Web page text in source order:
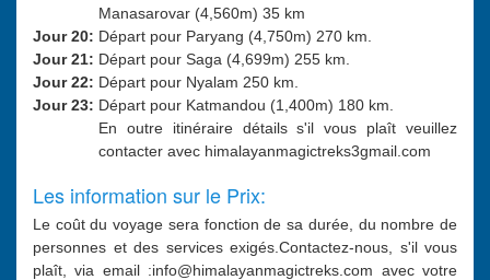
Manasarovar (4,560m) 35 km
Jour 20: Départ pour Paryang (4,750m) 270 km.
Jour 21: Départ pour Saga (4,699m) 255 km.
Jour 22: Départ pour Nyalam 250 km.
Jour 23: Départ pour Katmandou (1,400m) 180 km.
En outre itinéraire détails s'il vous plaît veuillez
contacter avec himalayanmagictreks3gmail.com
Les information sur le Prix:
Le coût du voyage sera fonction de sa durée, du nombre de
personnes et des services exigés.Contactez-nous, s'il vous
plaît, via email :info@himalayanmagictreks.com avec votre